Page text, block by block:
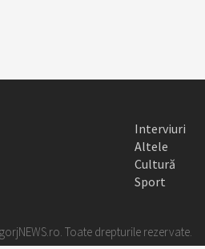
Interviuri
Altele
Cultură
Sport
Toate drepturile rezervate.